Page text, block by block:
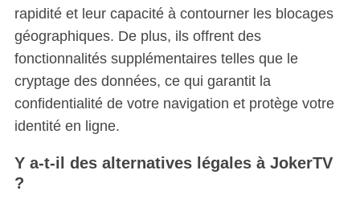
rapidité et leur capacité à contourner les blocages
géographiques. De plus, ils offrent des
fonctionnalités supplémentaires telles que le
cryptage des données, ce qui garantit la
confidentialité de votre navigation et protège votre
identité en ligne.
Y a-t-il des alternatives légales à JokerTV
?